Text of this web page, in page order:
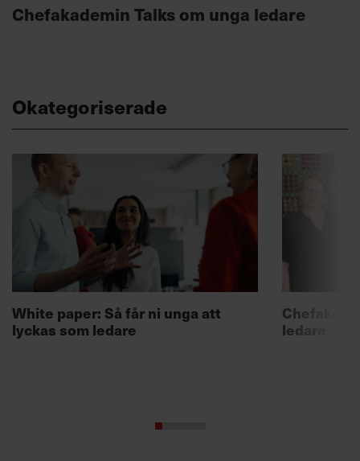
Chefakademin Talks om unga ledare
Okategoriserade
White paper: Så får ni unga att
lyckas som ledare
ledare